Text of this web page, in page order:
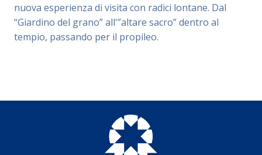
nuova esperienza di visita con radici lontane. Dal
“Giardino del grano” all'”altare sacro” dentro al
tempio, passando per il propileo.